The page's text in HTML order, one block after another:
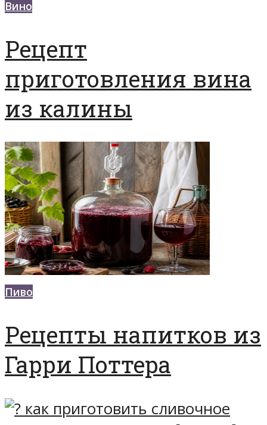
Вино
Рецепт
приготовления вина
из калины
Пиво
Рецепты напитков из
Гарри Поттера